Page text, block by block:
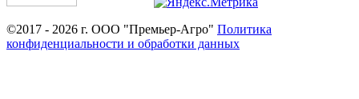
©2017 - 2026 г. ООО "Премьер-Агро" Политика
конфиденциальности и обработки данных